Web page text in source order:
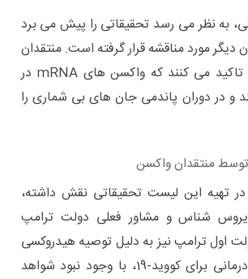
به نظر می رسد تحقیقاتی را پیش می برد
مورد مناقشه قرار گرفته است. منتقدان
اصلی این تصمیم، تاکید می کنند که واکسن های mRNA در
و در دوران پاندمی جان های بی شماری را
منتقدان واکسن
در تهیه این لیست تحقیقاتی نقش داشته،
شناس و مشاور فعلی دولت ترامپ
اول ترامپ نیز به دلیل توصیه هیدروکسی
کلروکین به عنوان درمانی برای کووید-19، با وجود نبود شواهد